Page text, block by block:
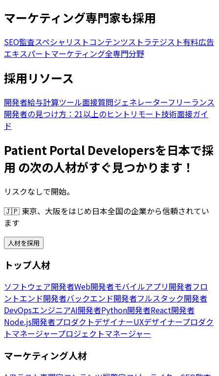
マーケティング専門家も採用
SEO監査スペシャリストコンテンツストラテジスト有料広告
エキスパートマーケティング全専門分野
採用リソース
開発者給与計算ツール面接質問ジェネレーターフリーランス
開発者の見つけ方：21以上のヒント リモート技術面接ガイ
ド
Patient Portal Developersを日本で採
用 の次の人材がすぐ見つかります！
リスクなしで開始。
🇯🇵 東京、大阪をはじめ日本全国の企業から信頼されてい
ます
人材を採用
トップ人材
ソフトウェア開発者Web開発者モバイルアプリ開発者フロ
ントエンド開発者バックエンド開発者フルスタック開発者
DevOpsエンジニアAI開発者Python開発者React開発者
Node.js開発者プロダクトデザイナーUXデザイナープロダク
トマネージャープロジェクトマネージャー
マーケティング人材